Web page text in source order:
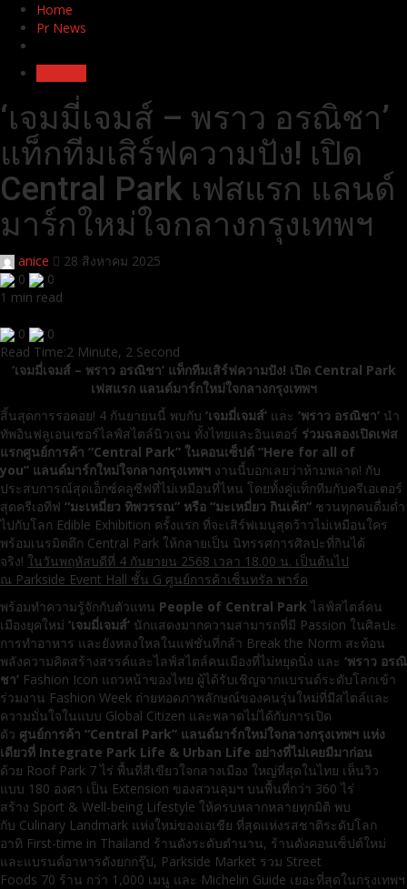
Home
Pr News
‘เจมมี่เจมส์ – พราว อรณิชา’
แท็กทีมเสิร์ฟความปัง! เปิด
Central Park เฟสแรก แลนด์
มาร์กใหม่ใจกลางกรุงเทพฯ
anice
28 สิงหาคม 2025
0
0
1 min read
0
0
Read Time:2 Minute, 2 Second
‘เจมมี่เจมส์ – พราว อรณิชา’ แท็กทีมเสิร์ฟความปัง! เปิด Central Park
เฟสแรก แลนด์มาร์กใหม่ใจกลางกรุงเทพฯ
สิ้นสุดการรอคอย! 4 กันยายนนี้ พบกับ ‘เจมมี่เจมส์’ และ ‘พราว อรณิชา’ นำ
ทัพอินฟลูเอนเซอร์ไลฟ์สไตล์นิวเจน ทั้งไทยและอินเตอร์ ร่วมฉลองเปิดเฟส
แรกศูนย์การค้า “Central Park” ในคอนเซ็ปต์ “Here for all of
you” แลนด์มาร์กใหม่ใจกลางกรุงเทพฯ งานนี้บอกเลยว่าห้ามพลาด! กับ
ประสบการณ์สุดเอ็กซ์คลูซีฟที่ไม่เหมือนที่ไหน โดยทั้งคู่แท็กทีมกับครีเอเตอร์
สุดครีเอทีฟ “มะเหมี่ยว ทิพวรรณ” หรือ “มะเหมี่ยว กินเค้ก” ชวนทุกคนดื่มด่ำ
ไปกับโลก Edible Exhibition ครั้งแรก ที่จะเสิร์ฟเมนูสุดว้าวไม่เหมือนใคร
พร้อมเนรมิตตึก Central Park ให้กลายเป็น นิทรรศการศิลปะที่กินได้
จริง! ในวันพฤหัสบดีที่ 4 กันยายน 2568 เวลา 18.00 น. เป็นต้นไป
ณ Parkside Event Hall ชั้น G ศูนย์การค้าเซ็นทรัล พาร์ค
พร้อมทำความรู้จักกับตัวแทน People of Central Park ไลฟ์สไตล์คน
เมืองยุคใหม่ ‘เจมมี่เจมส์’ นักแสดงมากความสามารถที่มี Passion ในศิลปะ
การทำอาหาร และยังหลงใหลในแฟชั่นที่กล้า Break the Norm สะท้อน
พลังความคิดสร้างสรรค์และไลฟ์สไตล์คนเมืองที่ไม่หยุดนิ่ง และ ‘พราว อรณิ
ชา’ Fashion Icon แถวหน้าของไทย ผู้ได้รับเชิญจากแบรนด์ระดับโลกเข้า
ร่วมงาน Fashion Week ถ่ายทอดภาพลักษณ์ของคนรุ่นใหม่ที่มีสไตล์และ
ความมั่นใจในแบบ Global Citizen และพลาดไม่ได้กับการเปิด
ตัว ศูนย์การค้า “Central Park” แลนด์มาร์กใหม่ใจกลางกรุงเทพฯ แห่ง
เดียวที่ Integrate Park Life & Urban Life อย่างที่ไม่เคยมีมาก่อน
ด้วย Roof Park 7 ไร่ พื้นที่สีเขียวใจกลางเมือง ใหญ่ที่สุดในไทย เห็นวิว
แบบ 180 องศา เป็น Extension ของสวนลุมฯ บนพื้นที่กว่า 360 ไร่
สร้าง Sport & Well-being Lifestyle ให้ครบหลากหลายทุกมิติ พบ
กับ Culinary Landmark แห่งใหม่ของเอเชีย ที่สุดแห่งรสชาติระดับโลก
อาทิ First-time in Thailand ร้านดังระดับตำนาน, ร้านดังคอนเซ็ปต์ใหม่
และแบรนด์อาหารดังยกกรุ๊ป, Parkside Market รวม Street
Foods 70 ร้าน กว่า 1,000 เมนู และ Michelin Guide เยอะที่สุดในกรุงเทพฯ